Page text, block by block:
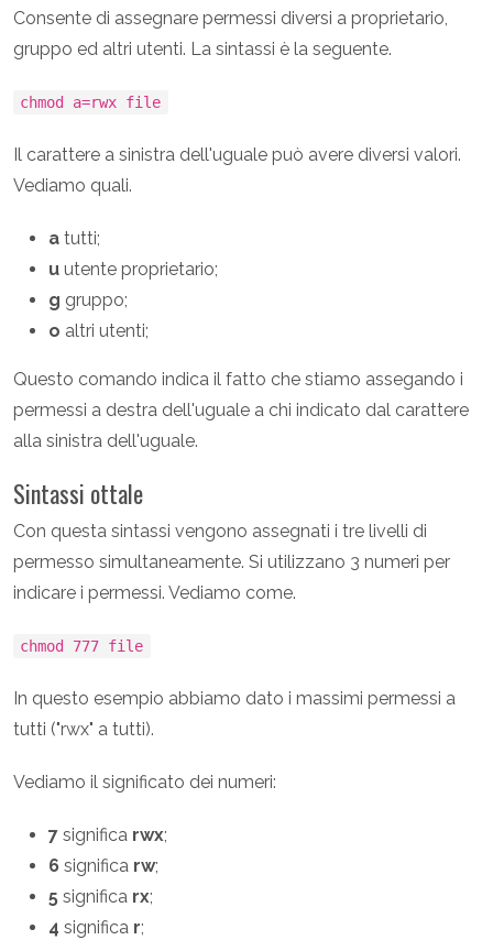
Consente di assegnare permessi diversi a proprietario,
gruppo ed altri utenti. La sintassi è la seguente.
chmod a=rwx file
Il carattere a sinistra dell'uguale può avere diversi valori.
Vediamo quali.
a tutti;
u utente proprietario;
g gruppo;
o altri utenti;
Questo comando indica il fatto che stiamo assegando i
permessi a destra dell'uguale a chi indicato dal carattere
alla sinistra dell'uguale.
Sintassi ottale
Con questa sintassi vengono assegnati i tre livelli di
permesso simultaneamente. Si utilizzano 3 numeri per
indicare i permessi. Vediamo come.
chmod 777 file
In questo esempio abbiamo dato i massimi permessi a
tutti ("rwx" a tutti).
Vediamo il significato dei numeri:
7 significa rwx;
6 significa rw;
5 significa rx;
4 significa r;